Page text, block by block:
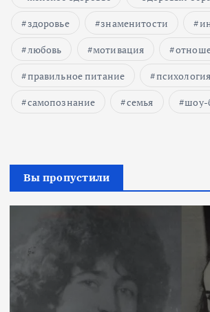
здоровье
знаменитости
любовь
мотивация
правильное питание
психология
самопознание
семья шоу-
Вы пропустили